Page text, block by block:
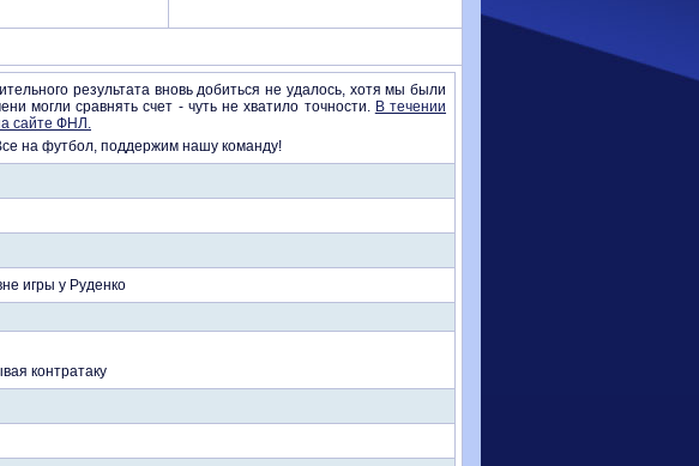
результата вновь добиться не удалось, хотя мы были
могли сравнять счет - чуть не хватило точности. В течении
сайте ФНЛ.
на футбол, поддержим нашу команду!
игры у Руденко
контратаку